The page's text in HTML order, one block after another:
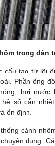
trong dàn
cấu tạo từ lõi
Phần ống
hơi nước
số dẫn
ổn định.
cánh
dụng.